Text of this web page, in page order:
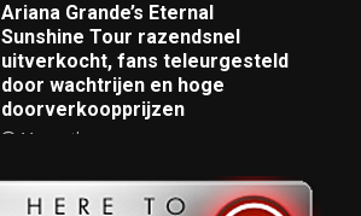
Ariana Grande’s Eternal
Sunshine Tour razendsnel
uitverkocht, fans teleurgesteld
door wachtrijen en hoge
doorverkoopprijzen
11 months ago